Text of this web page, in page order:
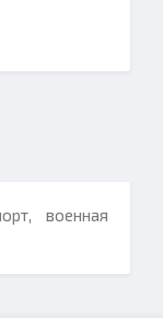
военная